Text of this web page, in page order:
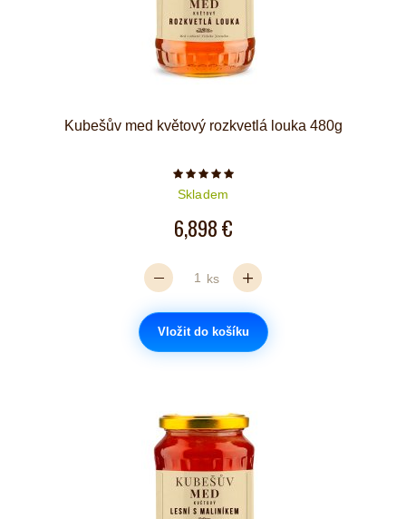
Kubešův med květový rozkvetlá louka 480g
Počet hvězdiček je 5 z 5
Skladem
6,898 €
ks
Vložit do košíku